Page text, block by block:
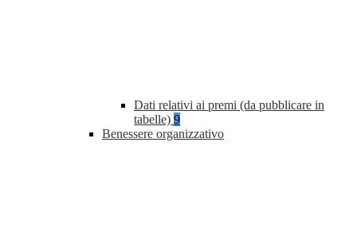
Dati relativi ai premi (da pubblicare in
tabelle) 9
Benessere organizzativo